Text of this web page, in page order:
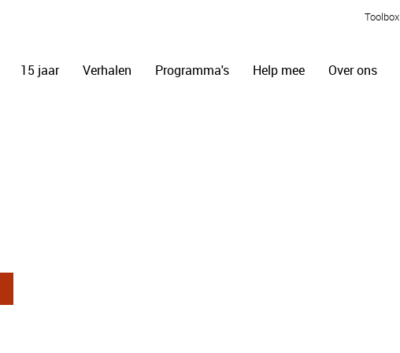
Toolbox
15 jaar Verhalen Programma's Help mee Over ons